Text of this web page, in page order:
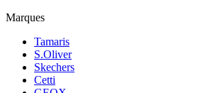
Marques
Tamaris
S.Oliver
Skechers
Cetti